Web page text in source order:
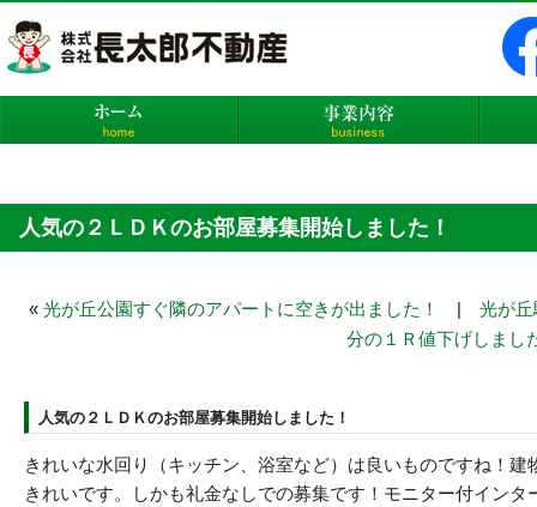
人気の２ＬＤＫのお部屋募集開始しました！
« 光が丘公園すぐ隣のアパートに空きが出ました！ | 光が
分の１Ｒ値下げしまし
人気の２ＬＤＫのお部屋募集開始しました！
きれいな水回り（キッチン、浴室など）は良いものですね！
きれいです。しかも礼金なしでの募集です！モニター付イン